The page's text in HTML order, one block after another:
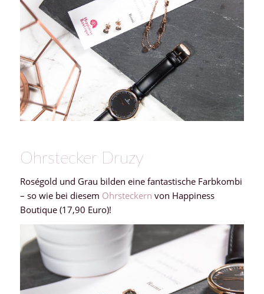
Ohrstecker Druzy
Roségold und Grau bilden eine fantastische Farbkombi
– so wie bei diesem Ohrsteckern von Happiness
Boutique (17,90 Euro)!